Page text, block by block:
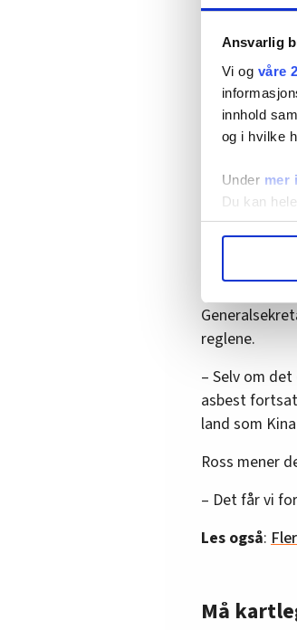
Ansvarlig
Vi og våre
innhold
og i hvilke
Under mer
Du kan
hvordan
– Asbest er
– Hva vil de
brukt
vet ikke om
Peker
reglene.
– Selv om
asbest
land som
Ross mener
– Det får vi
Les også:
Må